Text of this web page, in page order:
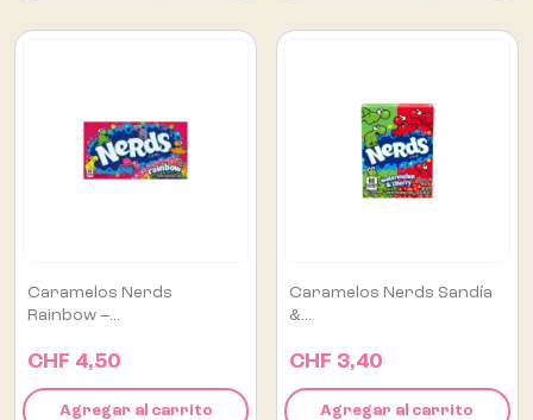
Caramelos Nerds
Rainbow –...
CHF 4,50
Agregar al carrito
Caramelos Nerds Sandía
&...
CHF 3,40
Agregar al carrito